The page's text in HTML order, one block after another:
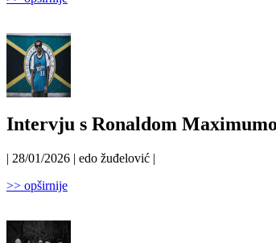
Intervju s Ronaldom
| 28/01/2026 | edo žuđelović |
>> opširnije